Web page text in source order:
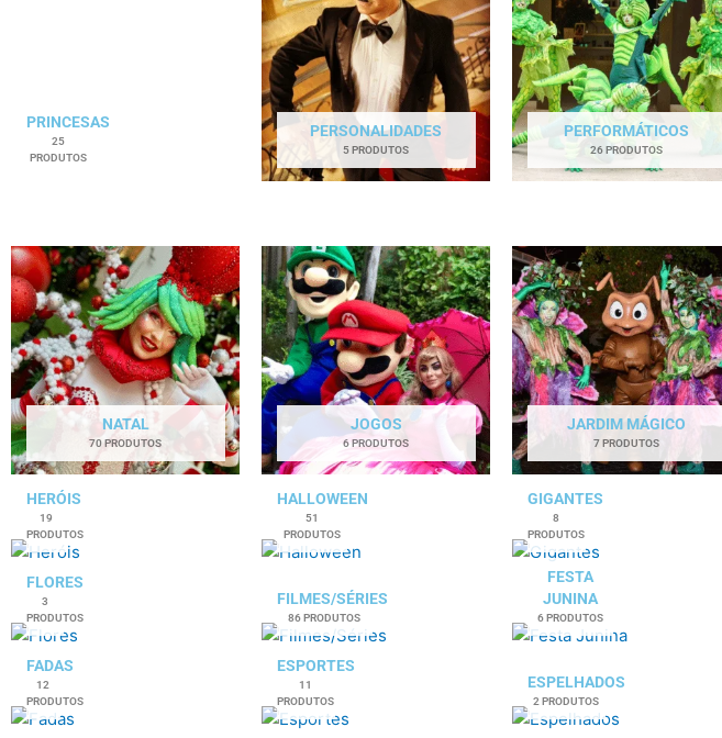
PRINCESAS
25
PRODUTOS
PERSONALIDADES
5 PRODUTOS
PERFORMÁTICOS
26 PRODUTOS
NATAL
70 PRODUTOS
JOGOS
6 PRODUTOS
JARDIM MÁGICO
7 PRODUTOS
HERÓIS
19
PRODUTOS
HALLOWEEN
51
PRODUTOS
GIGANTES
8
PRODUTOS
FLORES
3
PRODUTOS
FILMES/SÉRIES
86 PRODUTOS
FESTA
JUNINA
6 PRODUTOS
FADAS
12
PRODUTOS
ESPORTES
11
PRODUTOS
ESPELHADOS
2 PRODUTOS